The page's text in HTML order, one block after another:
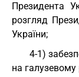
Президента
розгляд
України;
4-1)
на галузевому